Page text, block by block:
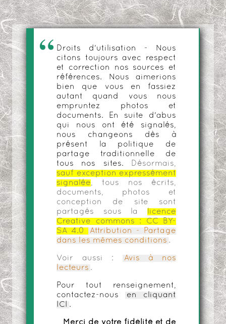
Droits d'utilisation - Nous
citons toujours avec respect
et correction nos sources et
références. Nous aimerions
bien que vous en fassiez
autant quand vous nous
empruntez photos et
documents. En suite d'abus
qui nous ont été signalés,
nous changeons dès à
présent la politique de
partage traditionnelle de
tous nos sites.
Désormais,
sauf exception expressément
signalée, tous nos écrits,
documents, photos et
conception de site sont
partagés sous la
licence
Creative commons :
CC BY-
SA 4.0
Attribution - Partage
dans les mêmes conditions .
Voir aussi :
Avis à nos
lecteurs .
Pour tout renseignement,
contactez-nous
en cliquant
ICI
.
Merci de votre fidélité et de